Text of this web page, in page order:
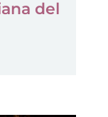
del